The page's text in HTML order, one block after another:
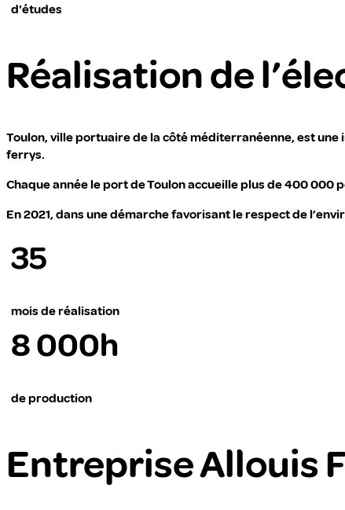
d'études
Réalisation de
Toulon, ville portuaire de la côté méditerranéenne, est
ferrys.
Chaque année le port de Toulon accueille plus de 400 000
En 2021, dans une démarche favorisant le respect de
35
mois de réalisation
8 000h
de production
Entreprise Allouis